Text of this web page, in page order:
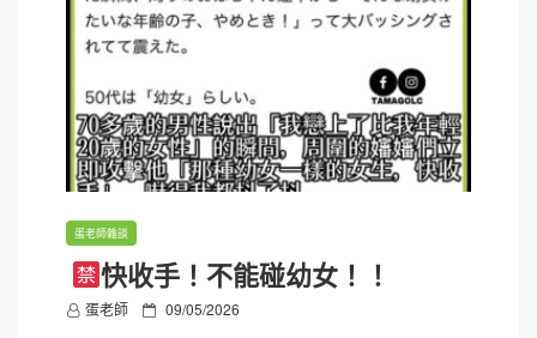
蛋老師雜談
快收手！不能碰幼女！！
蛋老師
P 09/05/2026